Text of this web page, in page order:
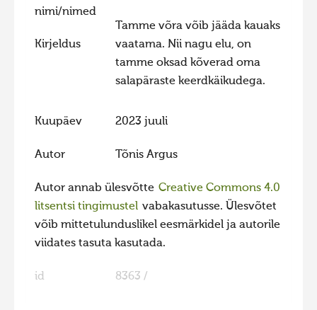
Hiite kuvavõistlus 2022
Hiite kuvavõistlus 2022 lisa
Liikuvad kuvad 2022
Hiite kuvavõistlus 2021 lisa
Hiite kuvavõistlus 2020 lisa
Hiite kuvavõistlus 2019
nimi/nimed
Kirjeldus
Tamme võra võib jääda kauaks
vaatama. Nii nagu elu, on
tamme oksad kõverad oma
salapäraste keerdkäikudega.
Kuupäev 2023 juuli
Autor Tõnis Argus
Autor annab ülesvõtte Creative Commons 4.0
litsentsi tingimustel vabakasutusse. Ülesvõtet
võib mittetulunduslikel eesmärkidel ja autorile
viidates tasuta kasutada.
id 8363 /